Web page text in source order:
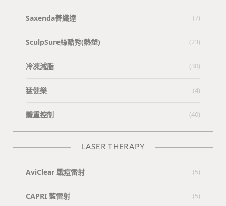
Saxenda善纖達 (7)
SculpSure絲酷秀(熱塑) (23)
冷凍減脂 (30)
猛健樂 (4)
體重控制 (40)
LASER THERAPY
AviClear 戰痘雷射 (5)
CAPRI 藍雷射 (5)